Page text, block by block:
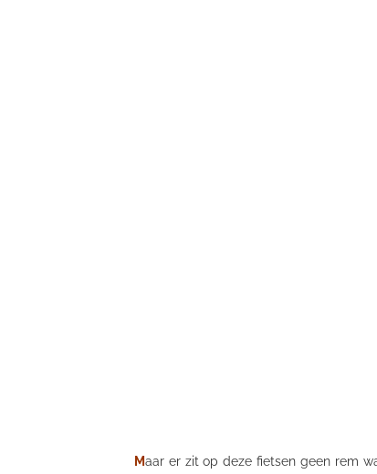
Maar er zit op deze fietsen geen rem